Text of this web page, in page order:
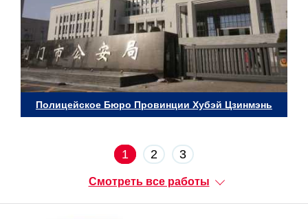
Полицейское Бюро Провинции Хубэй Цзинмэнь
1 2 3
Смотреть все работы